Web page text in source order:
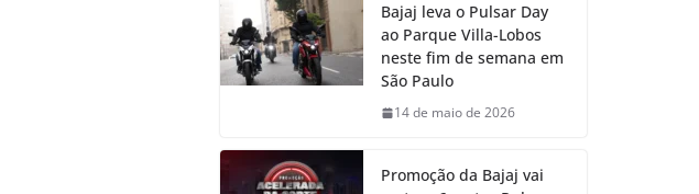
Bajaj leva o Pulsar Day
ao Parque Villa-Lobos
neste fim de semana em
São Paulo
14 de maio de 2026
Promoção da Bajaj vai